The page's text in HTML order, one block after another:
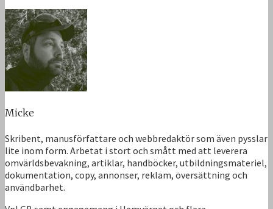
Micke
Skribent, manusförfattare och webbredaktör som även pysslar
lite inom form. Arbetat i stort och smått med att leverera
omvärldsbevakning, artiklar, handböcker, utbildningsmateriel,
dokumentation, copy, annonser, reklam, översättning och
användbarhet.